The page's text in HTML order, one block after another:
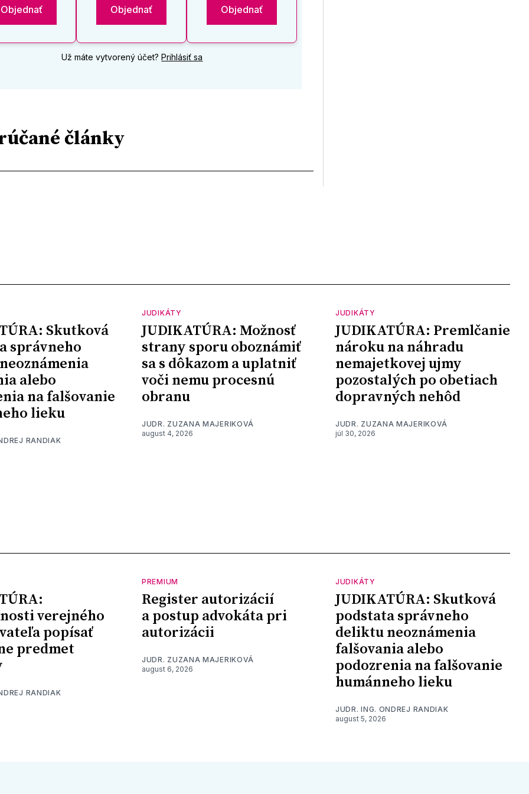
Objednať Objednať Objednať
Už máte vytvorený účet?Prihlásiť sa
články
Skutková
správneho
alebo
na falšovanie
lieku
RANDIAK
JUDIKÁTY
JUDIKATÚRA: Možnosť
strany sporu oboznámiť
sa s dôkazom a uplatniť
voči nemu procesnú
obranu
JUDR. ZUZANA MAJERIKOVÁ
august 4, 2026
JUDIKÁTY
JUDIKATÚRA: Premlčanie
nároku na náhradu
nemajetkovej ujmy
pozostalých po obetiach
dopravných nehôd
JUDR. ZUZANA MAJERIKOVÁ
júl 30, 2026
verejného
popísať
predmet
RANDIAK
PREMIUM
Register autorizácií
a postup advokáta pri
autorizácii
JUDR. ZUZANA MAJERIKOVÁ
august 6, 2026
JUDIKÁTY
JUDIKATÚRA: Skutková
podstata správneho
deliktu neoznámenia
falšovania alebo
podozrenia na falšovanie
humánneho lieku
JUDR. ING. ONDREJ RANDIAK
august 5, 2026